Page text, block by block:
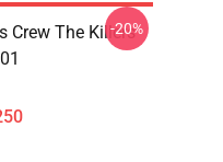
Crew The Killers
-20%